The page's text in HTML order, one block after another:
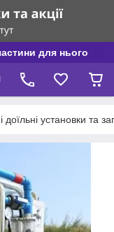
для нього
доїльні установки та